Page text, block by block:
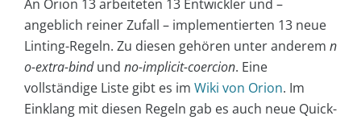
An Orion 13 arbeiteten 13 Entwickler und –
angeblich reiner Zufall – implementierten 13 neue
Linting-Regeln. Zu diesen gehören unter anderem n
o-extra-bindund no-implicit-coercion. Eine
vollständige Liste gibt es im Wiki von Orion. Im
Einklang mit diesen Regeln gab es auch neue Quick-